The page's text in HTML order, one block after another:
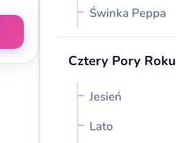
Świnka Peppa
Cztery Pory Roku
Jesień
Lato